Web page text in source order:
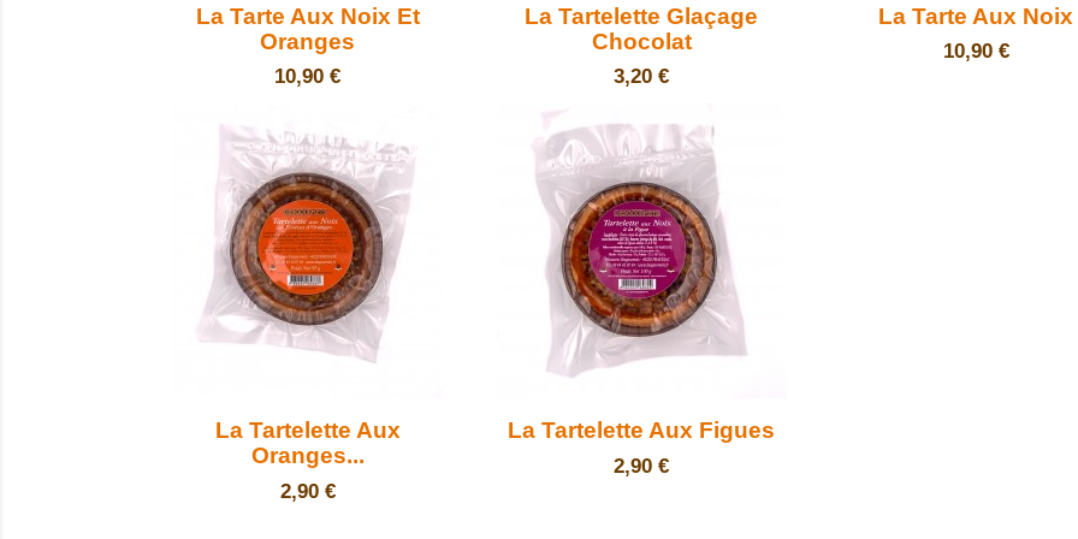
La Tarte Aux Noix Et
Oranges
Prix
10,90 €
Aperçu rapide
La Tartelette Glaçage
Chocolat
Prix
3,20 €
Aperçu rapide La Tarte Aux Noix
Prix
10,90 €
Aperçu rapide
La Tartelette Aux
Oranges...
Prix
2,90 €
Aperçu rapide La Tartelette Aux Figues
Prix
2,90 €
Aperçu rapide